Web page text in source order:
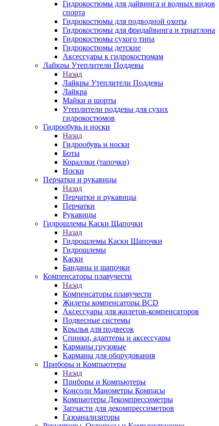
Гидрокостюмы для дайвинга и водных видов
спорта
Гидрокостюмы для подводной охоты
Гидрокостюмы для фридайвинга и триатлона
Гидрокостюмы сухого типа
Гидрокостюмы детские
Аксессуары к гидрокостюмам
Лайкры Утеплители Поддевы
Назад
Лайкры Утеплители Поддевы
Лайкра
Майки и шорты
Утеплители поддевы для сухих
гидрокостюмов
Гидрообувь и носки
Назад
Гидрообувь и носки
Боты
Кораллки (тапочки)
Носки
Перчатки и рукавицы
Назад
Перчатки и рукавицы
Перчатки
Рукавицы
Гидрошлемы Каски Шапочки
Назад
Гидрошлемы Каски Шапочки
Гидрошлемы
Каски
Банданы и шапочки
Компенсаторы плавучести
Назад
Компенсаторы плавучести
Жилеты компенсаторы BCD
Аксессуары для жилетов-компенсаторов
Подвесные системы
Крылья для подвесок
Спинки, адаптеры и аксессуары
Карманы грузовые
Карманы для оборудования
Приборы и Компьютеры
Назад
Приборы и Компьютеры
Консоли Манометры Компасы
Компьютеры Декомпрессиметры
Запчасти для декомпрессиметров
Газоанализаторы